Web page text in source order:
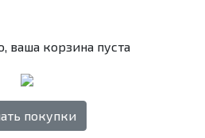
ваша корзина пуста
покупки